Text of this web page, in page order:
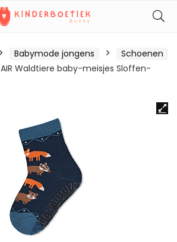
Babymode jongens
Schoenen
AIR Waldtiere baby-meisjes Sloffen-